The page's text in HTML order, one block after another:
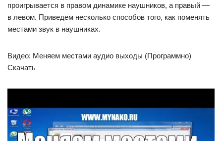
проигрывается в правом динамике наушников, а правый —
в левом. Приведем несколько способов того, как поменять
местами звук в наушниках.
Видео: Меняем местами аудио выходы (Программно)
Скачать